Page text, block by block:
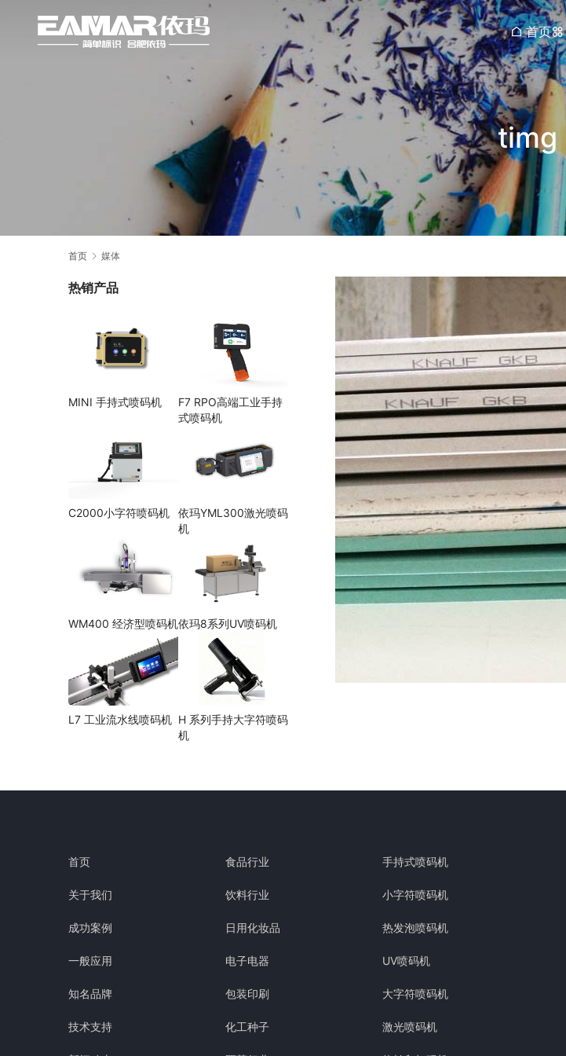
首页
timg
首页 媒体
热销产品
MINI 手持式喷码机
F7 RPO高端工业手持
式喷码机
C2000小字符喷码机
依玛YML300激光喷码
机
WM400 经济型喷码机依玛8系列UV喷码机
L7 工业流水线喷码机 H 系列手持大字符喷码
机
首页
关于我们
成功案例
一般应用
知名品牌
技术支持
食品行业
饮料行业
日用化妆品
电子电器
包装印刷
化工种子
手持式喷码机
小字符喷码机
热发泡喷码机
UV喷码机
大字符喷码机
激光喷码机